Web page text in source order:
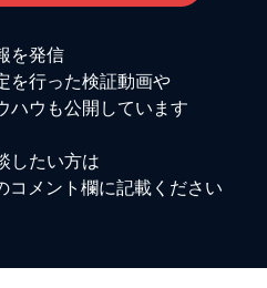
を発信
を行った検証動画や
ハウも公開しています
したい方は
コメント欄に記載ください